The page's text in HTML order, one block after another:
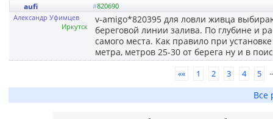
aufi #820690
Александр Уфимцев
Иркутск
v-amigo*820395 для ловли живца
береговой линии залива. По глубине и
самого места. Как правило при
метра, метров 25-30 от берега ну и в
«« 1 2 3 4 5
Все